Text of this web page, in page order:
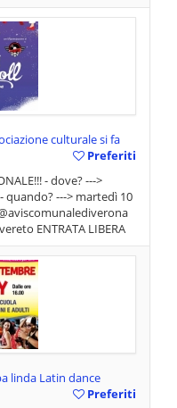
culturale si fa
Preferiti
- dove? --->
quando? ---> martedì 10
ENTRATA LIBERA
linda Latin dance
Preferiti